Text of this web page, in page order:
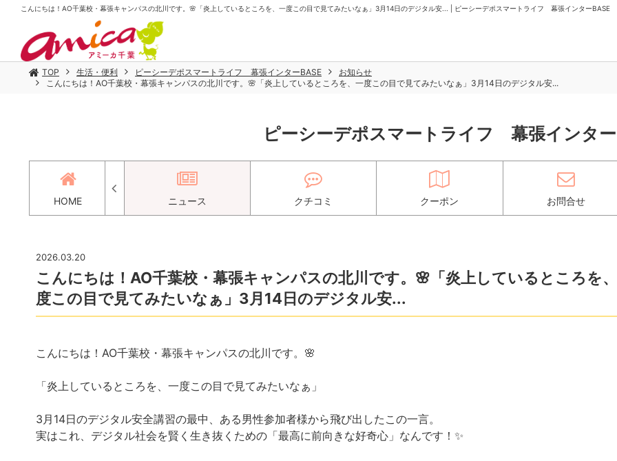
こんにちは！AO千葉校・幕張キャンパスの北川です。🌸「炎上しているところを、一度この目で見てみたいなぁ」3月14日のデジタル安... | ピーシーデポスマートライフ 幕張インターBASE
TOP 生活・便利 ピーシーデポスマートライフ 幕張インターBASE
お知らせ
こんにちは！AO千葉校・幕張キャンパスの北川です。🌸「炎上しているところを、一度この目で見てみたいなぁ」3月14日のデジタル安...
ピーシーデポスマートライフ 幕張インタ
HOME
アクセス ニュース クチコミ クーポン お問合せ
2026.03.20
こんにちは！AO千葉校・幕張キャンパスの北川です。🌸「炎上しているところを
度この目で見てみたいなぁ」3月14日のデジタル安...
こんにちは！AO千葉校・幕張キャンパスの北川です。🌸
「炎上しているところを、一度この目で見てみたいなぁ」
3月14日のデジタル安全講習の最中、ある男性参加者様から飛び出したこの一言。
実はこれ、デジタル社会を賢く生き抜くための「最高に前向きな好奇心」なんです！✨